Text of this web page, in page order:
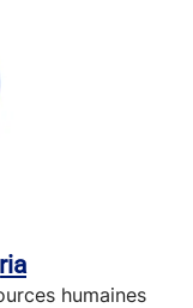
humaines